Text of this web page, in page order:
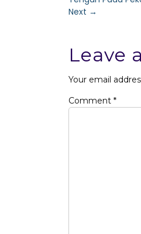
Next →
Leave
Your email
Comment *